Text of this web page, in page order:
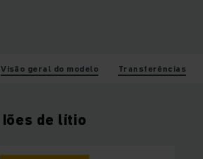
Visão geral do modelo Transferências
Iões de lítio